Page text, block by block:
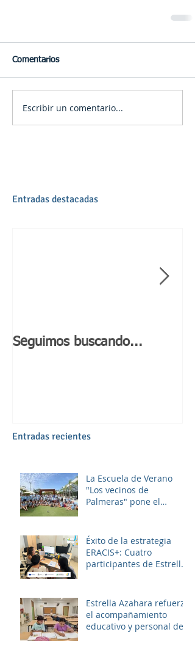
Comentarios
Escribir un comentario...
Entradas destacadas
Seguimos buscando...
Entradas recientes
La Escuela de Verano
"Los vecinos de
Palmeras" pone el
convivencia y diversión.
Éxito de la estrategia
ERACIS+: Cuatro
participantes de Estrella
sociosanitario
Estrella Azahara refuerza
el acompañamiento
educativo y personal del